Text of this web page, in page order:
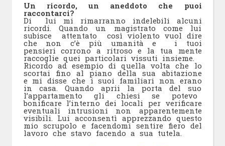
Un ricordo, un aneddoto che puoi
raccontarci?
Di lui mi rimarranno indelebili alcuni
ricordi. Quando un magistrato come lui
subisce attentato così violento vuol dire
che non c’è più umanità e i tuoi
pensieri corrono a ritroso e la tua mente
raccoglie quei particolari vissuti insieme.
Ricordo ad esempio di quella volta che lo
scortai fino al piano della sua abitazione
e mi disse che i suoi familiari non erano
in casa. Quando aprii la porta del suo
l’appartamento gli chiesi se potevo
bonificare l’interno dei locali per verificare
eventuali intrusioni non apparentemente
visibili. Lui acconsentì apprezzando questo
mio scrupolo e facendomi sentire fiero del
lavoro che stavo facendo a sua tutela.